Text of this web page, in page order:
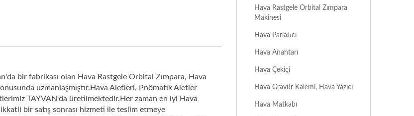
bir fabrikası olan Hava Rastgele Orbital Zımpara, Hava
uzmanlaşmıştır.Hava Aletleri, Pnömatik Aletler
TAYVAN'da üretilmektedir.Her zaman en iyi Hava
bir satış sonrası hizmeti ile teslim etmeye
Hava Rastgele Orbital Zımpara
Makinesi
Hava Parlatıcı
Hava Anahtarı
Hava Çekiçi
Hava Gravür Kalemi, Hava Yazıcı
Hava Matkabı